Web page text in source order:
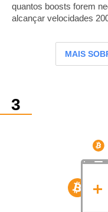
quantos boosts forem
alcançar velocidades
MAIS